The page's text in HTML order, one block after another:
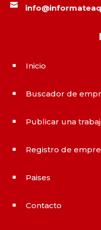

^ Inicio
^ Buscador de
^ Publicar una
^ Registro de
^ Paises
^ Contacto